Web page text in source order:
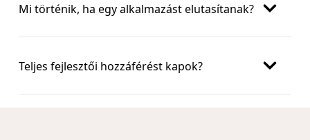
Mi történik, ha egy alkalmazást elutasítanak?
Teljes fejlesztői hozzáférést kapok?